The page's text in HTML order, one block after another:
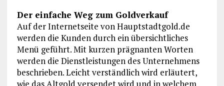
Der einfache Weg zum Goldverkauf
Auf der Internetseite von Hauptstadtgold.de
werden die Kunden durch ein übersichtliches
Menü geführt. Mit kurzen prägnanten Worten
werden die Dienstleistungen des Unternehmens
beschrieben. Leicht verständlich wird erläutert,